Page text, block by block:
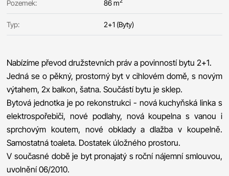
Pozemek: 86 m
Typ: 2+1 (Byty)
Nabízíme převod družstevních práv a povinností bytu 2+1.
Jedná se o pěkný, prostorný byt v cihlovém domě, s novým
výtahem, 2x balkon, šatna. Součástí bytu je sklep.
Bytová jednotka je po rekonstrukci - nová kuchyňská linka s
elektrospořebiči, nové podlahy, nová koupelna s vanou i
sprchovým koutem, nové obklady a dlažba v koupelně.
Samostatná toaleta. Dostatek úložného prostoru.
V současné době je byt pronajatý s roční nájemní smlouvou,
uvolnění 06/2010.